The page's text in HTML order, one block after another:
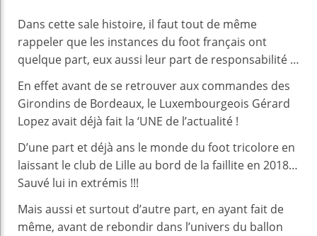
Dans cette sale histoire, il faut tout de même
rappeler que les instances du foot français ont
quelque part, eux aussi leur part de responsabilité …
En effet avant de se retrouver aux commandes des
Girondins de Bordeaux, le Luxembourgeois Gérard
Lopez avait déjà fait la ‘UNE de l’actualité !
D’une part et déjà ans le monde du foot tricolore en
laissant le club de Lille au bord de la faillite en 2018…
Sauvé lui in extrémis !!!
Mais aussi et surtout d’autre part, en ayant fait de
même, avant de rebondir dans l’univers du ballon